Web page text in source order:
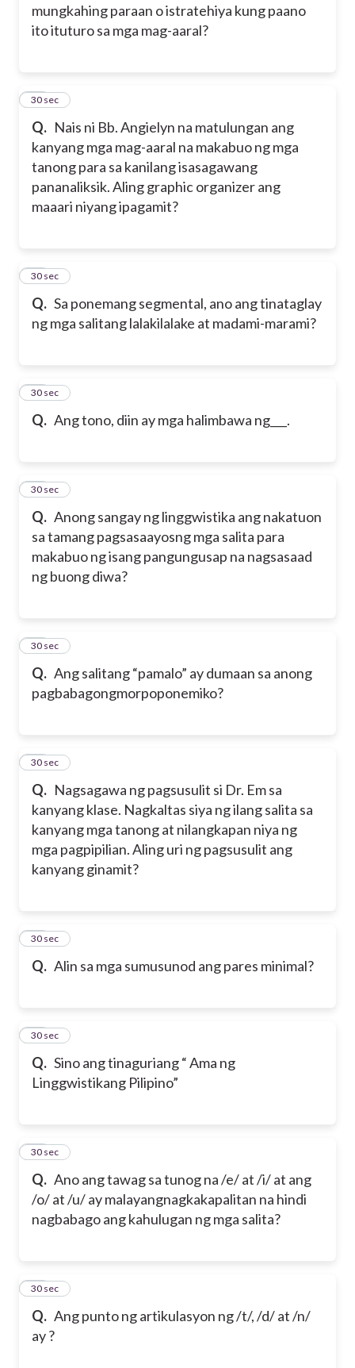
mungkahing paraan o istratehiya kung paano
ito ituturo sa mga mag-aaral?
Q. Nais ni Bb. Angielyn na matulungan ang
kanyang mga mag-aaral na makabuo ng mga
tanong para sa kanilang isasagawang
pananaliksik. Aling graphic organizer ang
maaari niyang ipagamit?
40
30 sec
Q. Sa ponemang segmental, ano ang tinataglay
ng mga salitang lalakilalake at madami-marami?
41
30 sec
Q. Ang tono, diin ay mga halimbawa ng___.
42
30 sec
Q. Anong sangay ng linggwistika ang nakatuon
sa tamang pagsasaayosng mga salita para
makabuo ng isang pangungusap na nagsasaad
ng buong diwa?
43
30 sec
Q. Ang salitang “pamalo” ay dumaan sa anong
pagbabagongmorpoponemiko?
44
30 sec
Q. Nagsagawa ng pagsusulit si Dr. Em sa
kanyang klase. Nagkaltas siya ng ilang salita sa
kanyang mga tanong at nilangkapan niya ng
mga pagpipilian. Aling uri ng pagsusulit ang
kanyang ginamit?
45
30 sec
Q. Alin sa mga sumusunod ang pares minimal?
46
30 sec
Q. Sino ang tinaguriang “ Ama ng
Linggwistikang Pilipino”
47
30 sec
Q. Ano ang tawag sa tunog na /e/ at /i/ at ang
/o/ at /u/ ay malayangnagkakapalitan na hindi
nagbabago ang kahulugan ng mga salita?
48
30 sec
Q. Ang punto ng artikulasyon ng /t/, /d/ at /n/
ay ?
49
30 sec